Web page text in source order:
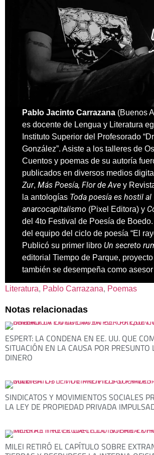
Pablo Jacinto Carrazana (Buenos
es docente de Lengua y Literatura
Instituto Superior del Profesorado
González”. Asiste a los talleres de
Cuentos y poemas de su autoría
publicados en diversos medios
Zur,Más Poesía, Flor de Ave y
la antologías Toda poesía es hostil al
anarcocapitalismo (Pixel Editora) y
del 4to Festival de Poesía de
del equipo del ciclo de poesía “El
Publicó su primer libroUn secreto
editorial Tiempo de Parque,
también se desempeña como
Literatura, Pablo Carrazana, Poemas
Notas relacionadas
ESPERT: LA CONDENA EN EE. UU. QUE
SITUACIÓN EN LA CAUSA POR PRESUNTO
DINERO
SINDICATOS Y MOVIMIENTOS SOCIALES
LA LEY DE PROPIEDAD PRIVADA
MILEI RETIRÓ EL CAPÍTULO SOBRE